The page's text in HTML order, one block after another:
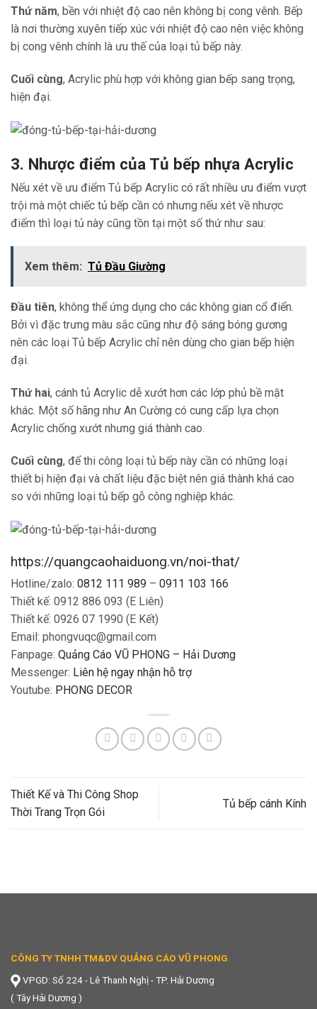
Thứ năm, bền với nhiệt độ cao nên không bị cong vênh. Bếp
là nơi thường xuyên tiếp xúc với nhiệt độ cao nên việc không
bị cong vênh chính là ưu thế của loại tủ bếp này.
Cuối cùng, Acrylic phù hợp với không gian bếp sang trọng,
hiện đại.
3. Nhược điểm của Tủ bếp nhựa Acrylic
Nếu xét về ưu điểm Tủ bếp Acrylic có rất nhiều ưu điểm vượt
trội mà một chiếc tủ bếp cần có nhưng nếu xét về nhược
điểm thì loại tủ này cũng tồn tại một số thứ như sau:
Xem thêm: Tủ Đầu Giường
Đầu tiên, không thể ứng dụng cho các không gian cổ điển.
Bởi vì đặc trưng màu sắc cũng như độ sáng bóng gương
nên các loại Tủ bếp Acrylic chỉ nên dùng cho gian bếp hiện
đại.
Thứ hai, cánh tủ Acrylic dễ xướt hơn các lớp phủ bề mặt
khác. Một số hãng như An Cường có cung cấp lựa chọn
Acrylic chống xướt nhưng giá thành cao.
Cuối cùng, để thi công loại tủ bếp này cần có những loại
thiết bị hiện đại và chất liệu đặc biệt nên giá thành khá cao
so với những loại tủ bếp gỗ công nghiệp khác.
https://quangcaohaiduong.vn/noi-that/
Hotline/zalo: 0812 111 989 – 0911 103 166
Thiết kế: 0912 886 093 (E Liên)
Thiết kế: 0926 07 1990 (E Kết)
Email: phongvuqc@gmail.com
Fanpage: Quảng Cáo VŨ PHONG – Hải Dương
Messenger: Liên hệ ngay nhận hỗ trợ
Youtube: PHONG DECOR
Thiết Kế và Thi Công Shop
Thời Trang Trọn Gói
Tủ bếp cánh Kính
CÔNG TY TNHH TM&DV QUẢNG CÁO VŨ PHONG
VPGD: Số 224 - Lê Thanh Nghị - TP. Hải Dương
( Tây Hải Dương )